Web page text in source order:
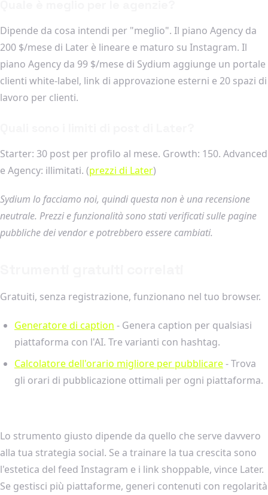
Dipende da cosa intendi per "meglio". Il piano Agency da
200 $/mese di Later è lineare e maturo su Instagram. Il
piano Agency da 99 $/mese di Sydium aggiunge un portale
clienti white-label, link di approvazione esterni e 20 spazi di
lavoro per clienti.
Starter: 30 post per profilo al mese. Growth: 150. Advanced
e Agency: illimitati. (prezzi di Later)
Sydium lo facciamo noi, quindi questa non è una recensione
neutrale. Prezzi e funzionalità sono stati verificati sulle pagine
pubbliche dei vendor e potrebbero essere cambiati.
Gratuiti, senza registrazione, funzionano nel tuo browser.
Generatore di caption - Genera caption per qualsiasi
piattaforma con l'AI. Tre varianti con hashtag.
Calcolatore dell'orario migliore per pubblicare- Trova
gli orari di pubblicazione ottimali per ogni piattaforma.
Lo strumento giusto dipende da quello che serve davvero
alla tua strategia social. Se a trainare la tua crescita sono
l'estetica del feed Instagram e i link shoppable, vince Later.
Se gestisci più piattaforme, generi contenuti con regolarità